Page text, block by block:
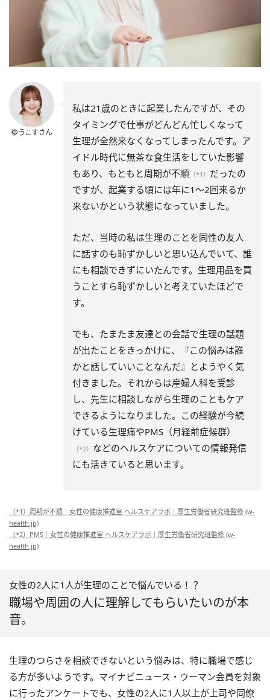
ゆうこすさん
私は21歳のときに起業したんですが、その
タイミングで仕事がどんどん忙しくなって
生理が全然来なくなってしまったんです。ア
イドル時代に無茶な食生活をしていた影響
もあり、もともと周期が不順 （*1） だったの
ですが、起業する頃には年に1～2回来るか
来ないかという状態になっていました。
ただ、当時の私は生理のことを同性の友人
に話すのも恥ずかしいと思い込んでいて、誰
にも相談できずにいたんです。生理用品を買
うことすら恥ずかしいと考えていたほどで
す。
でも、たまたま友達との会話で生理の話題
が出たことをきっかけに、『この悩みは誰
かと話していいことなんだ』とようやく気
付きました。それからは産婦人科を受診
し、先生に相談しながら生理のこともケア
できるようになりました。この経験が今続
けている生理痛やPMS（月経前症候群）
（*2） などのヘルスケアについての情報発信
にも活きていると思います。
（*1）周期が不順｜女性の健康推進室 ヘルスケアラボ｜厚生労働省研究班監修 (w-
health.jp)
（*2）PMS｜女性の健康推進室 ヘルスケアラボ｜厚生労働省研究班監修 (w-
health.jp)
女性の2人に1人が生理のことで悩んでいる！？
職場や周囲の人に理解してもらいたいのが本
音。
生理のつらさを相談できないという悩みは、特に職場で感じ
る方が多いようです。マイナビニュース・ウーマン会員を対象
に行ったアンケートでも、女性の2人に1人以上が上司や同僚